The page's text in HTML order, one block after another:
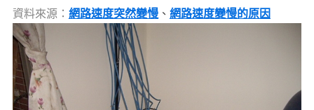
資料來源： 網路速度突然變慢、 網路速度變慢的原因